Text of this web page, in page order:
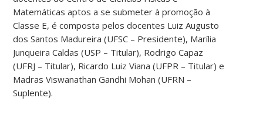
Matemáticas aptos a se submeter à promoção à
Classe E, é composta pelos docentes Luiz Augusto
dos Santos Madureira (UFSC – Presidente), Marília
Junqueira Caldas (USP – Titular), Rodrigo Capaz
(UFRJ – Titular), Ricardo Luiz Viana (UFPR – Titular) e
Madras Viswanathan Gandhi Mohan (UFRN –
Suplente).